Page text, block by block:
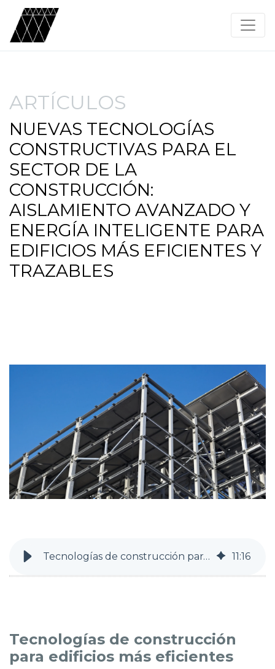
ARTÍCULOS
NUEVAS TECNOLOGÍAS
CONSTRUCTIVAS PARA EL
SECTOR DE LA
CONSTRUCCIÓN:
AISLAMIENTO AVANZADO Y
ENERGÍA INTELIGENTE PARA
EDIFICIOS MÁS EFICIENTES Y
TRAZABLES
Tecnologías de construcción para edificios más eficientes 11:16
Tecnologías de construcción
para edificios más eficientes